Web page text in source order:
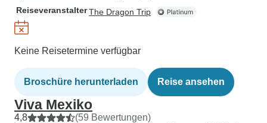
ReiseveranstalterThe Dragon Trip
Keine Reisetermine verfügbar
Broschüre herunterladen Reise ansehen
Viva Mexiko
4,8 (59 Bewertungen)